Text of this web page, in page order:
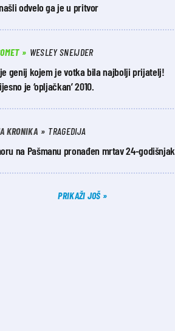
odvelo ga je u pritvor
WESLEY SNEIJDER
genij kojem je votka bila najbolji prijatelj!
je ‘opljačkan’ 2010.
KRONIKA TRAGEDIJA
na Pašmanu pronađen mrtav 24-godišnjak
PRIKAŽI JOŠ